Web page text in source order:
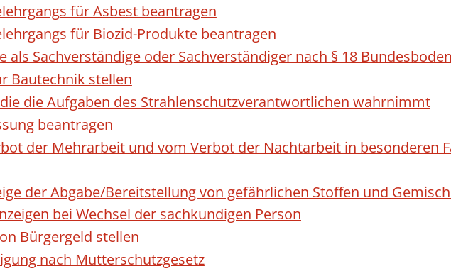
für Asbest beantragen
für Biozid-Produkte beantragen
Sachverständige oder Sachverständiger nach § 18
Bautechnik stellen
die Aufgaben des Strahlenschutzverantwortlichen wahrnimmt
beantragen
der Mehrarbeit und vom Verbot der Nachtarbeit in besonderen
der Abgabe/Bereitstellung von gefährlichen Stoffen und
bei Wechsel der sachkundigen Person
Bürgergeld stellen
nach Mutterschutzgesetz